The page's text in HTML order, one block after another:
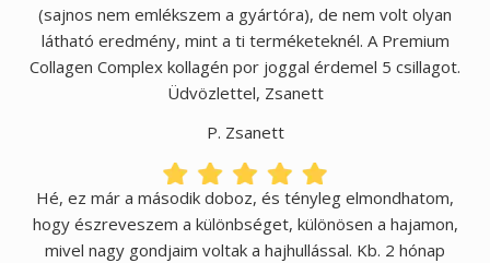
(sajnos nem emlékszem a gyártóra), de nem volt olyan
látható eredmény, mint a ti terméketeknél. A Premium
Collagen Complex kollagén por joggal érdemel 5 csillagot.
Üdvözlettel, Zsanett
P. Zsanett
Hé, ez már a második doboz, és tényleg elmondhatom,
hogy észreveszem a különbséget, különösen a hajamon,
mivel nagy gondjaim voltak a hajhullással. Kb. 2 hónap